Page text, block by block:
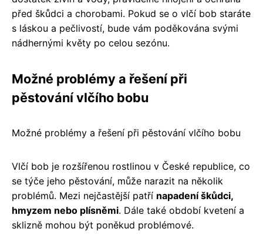
před škůdci a chorobami. Pokud se o vlčí bob staráte
s láskou a pečlivostí, bude vám poděkována svými
nádhernými květy po celou sezónu.
Možné problémy a řešení při
pěstování vlčího bobu
Možné problémy a řešení při pěstování vlčího bobu
Vlčí bob je rozšířenou rostlinou v České republice, co
se týče jeho pěstování, může narazit na několik
problémů. Mezi nejčastější patří napadení škůdci,
hmyzem nebo plísněmi. Dále také období kvetení a
sklizně mohou být poněkud problémové.